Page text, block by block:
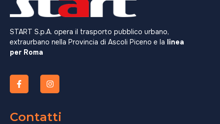
START S.p.A. opera il trasporto pubblico urbano,
extraurbano nella Provincia di Ascoli Piceno e la linea
per Roma
Contatti